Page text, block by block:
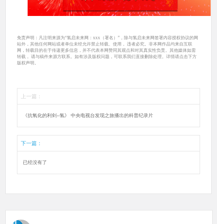
免责声明：凡注明来源为“氢启未来网：xxx（署名）”，除与氢启未来网签署内容授权协议的网
站外，其他任何网站或者单位未经允许禁止转载、使用， 违者必究。非本网作品均来自互联
网，转载目的在于传递更多信息，并不代表本网赞同其观点和对其真实性负责。其他媒体如需
转载， 请与稿件来源方联系。如有涉及版权问题，可联系我们直接删除处理。详情请点击下方
版权声明。
上一篇：
《抗氧化的利剑--氢》 中央电视台发现之旅播出的科普纪录片
下一篇：
已经没有了